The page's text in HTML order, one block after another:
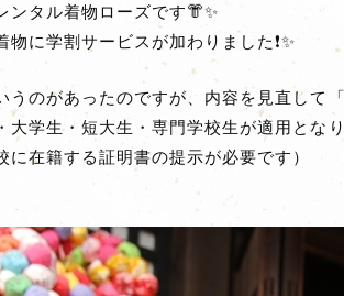
ンタル着物ローズです👘✨
に学割サービスが加わりました❗✨
のがあったのですが、内容を見直して
大学生・短大生・専門学校生が適用とな
在籍する証明書の提示が必要です）